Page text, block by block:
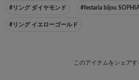
#リング ダイヤモンド #festaria bijou
#リング イエローゴールド
このアイテムをシェアす